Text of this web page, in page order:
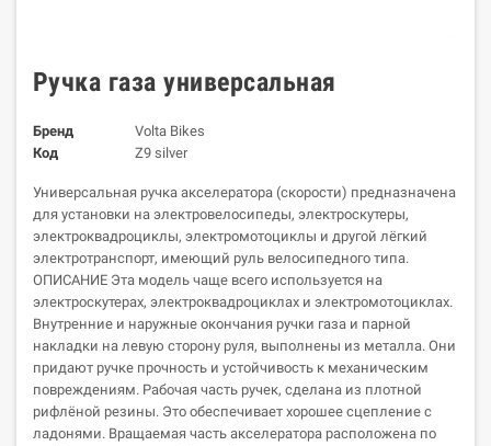
Ручка газа универсальная
Бренд
Volta Bikes
Код
Z9 silver
Универсальная ручка акселератора (скорости) предназначена
для установки на электровелосипеды, электроскутеры,
электроквадроциклы, электромотоциклы и другой лёгкий
электротранспорт, имеющий руль велосипедного типа.
ОПИСАНИЕ Эта модель чаще всего используется на
электроскутерах, электроквадроциклах и электромотоциклах.
Внутренние и наружные окончания ручки газа и парной
накладки на левую сторону руля, выполнены из металла. Они
придают ручке прочность и устойчивость к механическим
повреждениям. Рабочая часть ручек, сделана из плотной
рифлёной резины. Это обеспечивает хорошее сцепление с
ладонями. Вращаемая часть акселератора расположена по